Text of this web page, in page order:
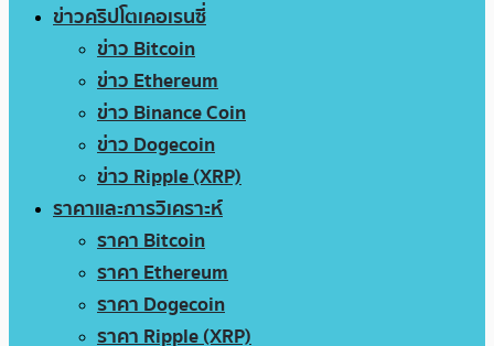
ข่าวคริปโตเคอเรนซี่
ข่าว Bitcoin
ข่าว Ethereum
ข่าว Binance Coin
ข่าว Dogecoin
ข่าว Ripple (XRP)
ราคาและการวิเคราะห์
ราคา Bitcoin
ราคา Ethereum
ราคา Dogecoin
ราคา Ripple (XRP)